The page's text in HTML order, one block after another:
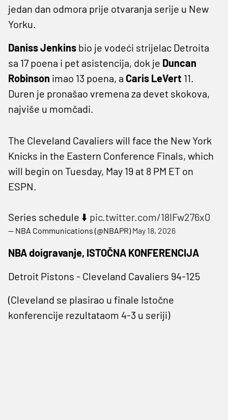
jedan dan odmora prije otvaranja serije u New
Yorku.
Daniss Jenkins bio je vodeći strijelac Detroita
sa 17 poena i pet asistencija, dok je Duncan
Robinson imao 13 poena, a Caris LeVert 11.
Duren je pronašao vremena za devet skokova,
najviše u momčadi.
The Cleveland Cavaliers will face the New York
Knicks in the Eastern Conference Finals, which
will begin on Tuesday, May 19 at 8 PM ET on
ESPN.
Series schedule ⬇️ pic.twitter.com/18IFw276x0
— NBA Communications (@NBAPR)May 18, 2026
NBA doigravanje, ISTOČNA KONFERENCIJA
Detroit Pistons - Cleveland Cavaliers 94-125
(Cleveland se plasirao u finale Istočne
konferencije rezultataom 4-3 u seriji)